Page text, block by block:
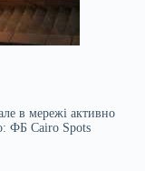
в мережі активно
ФБ Cairo Spots